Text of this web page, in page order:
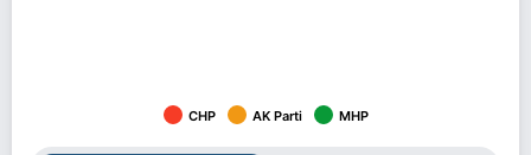
CHP AK Parti MHP